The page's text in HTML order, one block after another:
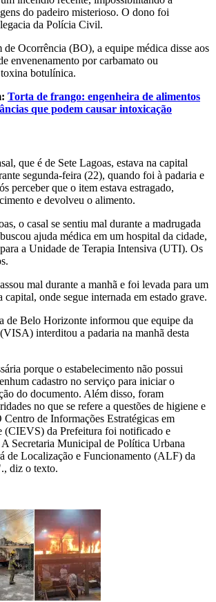
do padeiro misterioso. O dono foi
da Polícia Civil.
Ocorrência (BO), a equipe médica disse aos
envenenamento por carbamato ou
botulínica.
Torta de frango: engenheira de alimentos
que podem causar intoxicação
que é de Sete Lagoas, estava na capital
segunda-feira (22), quando foi à padaria e
perceber que o item estava estragado,
e devolveu o alimento.
o casal se sentiu mal durante a madrugada
ajuda médica em um hospital da cidade,
a Unidade de Terapia Intensiva (UTI). Os
mal durante a manhã e foi levada para um
onde segue internada em estado grave.
de Belo Horizonte informou que equipe da
interditou a padaria na manhã desta
porque o estabelecimento não possui
cadastro no serviço para iniciar o
do documento. Além disso, foram
no que se refere a questões de higiene e
Centro de Informações Estratégicas em
(CIEVS) da Prefeitura foi notificado e
Secretaria Municipal de Política Urbana
de Localização e Funcionamento (ALF) da
diz o texto.